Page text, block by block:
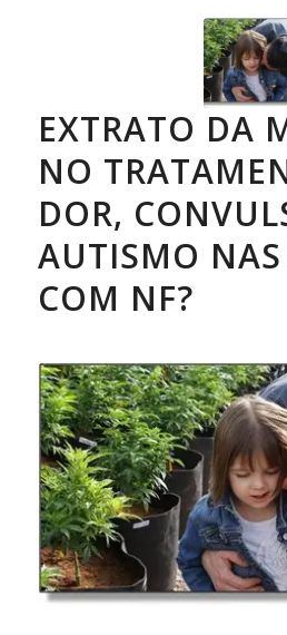
EXTRATO DA
NO
DOR,
AUTISMO NAS
COM NF?